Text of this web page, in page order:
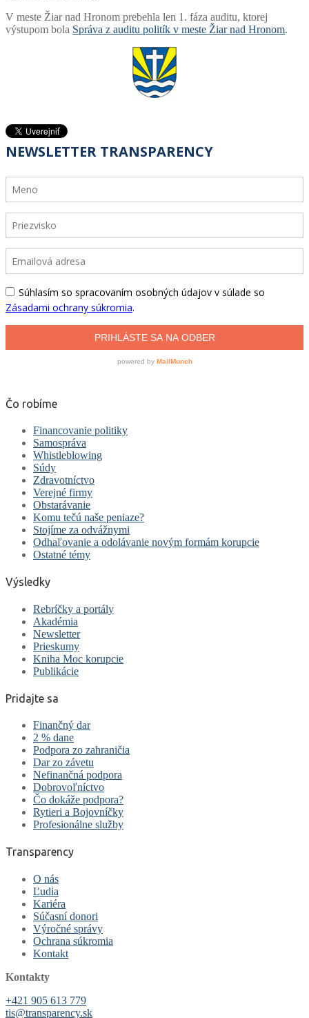
V meste Žiar nad Hronom prebehla len 1. fáza auditu, ktorej
výstupom bola Správa z auditu politík v meste Žiar nad Hronom.
Čo robíme
Financovanie politiky
Samospráva
Whistleblowing
Súdy
Zdravotníctvo
Verejné firmy
Obstarávanie
Komu tečú naše peniaze?
Stojíme za odvážnymi
Odhaľovanie a odolávanie novým formám korupcie
Ostatné témy
Výsledky
Rebríčky a portály
Akadémia
Newsletter
Prieskumy
Kniha Moc korupcie
Publikácie
Pridajte sa
Finančný dar
2 % dane
Podpora zo zahraničia
Dar zo závetu
Nefinančná podpora
Dobrovoľníctvo
Čo dokáže podpora?
Rytieri a Bojovníčky
Profesionálne služby
Transparency
O nás
Ľudia
Kariéra
Súčasní donori
Výročné správy
Ochrana súkromia
Kontakt
Kontakty
+421 905 613 779
tis@transparency.sk